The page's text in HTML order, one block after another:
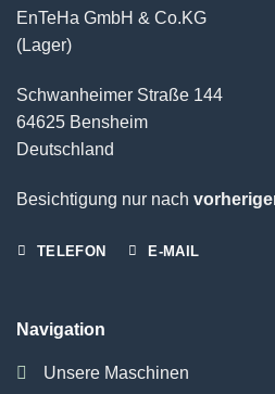
EnTeHa GmbH & Co.KG
(Lager)
Schwanheimer Straße 144
64625 Bensheim
Deutschland
Besichtigung nur nach
TELEFON E-MAIL
Navigation
Unsere Maschinen